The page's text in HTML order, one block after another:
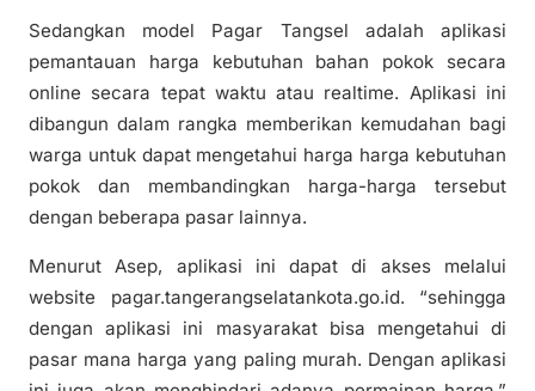
Sedangkan model Pagar Tangsel adalah aplikasi
pemantauan harga kebutuhan bahan pokok secara
online secara tepat waktu atau realtime. Aplikasi ini
dibangun dalam rangka memberikan kemudahan bagi
warga untuk dapat mengetahui harga harga kebutuhan
pokok dan membandingkan harga-harga tersebut
dengan beberapa pasar lainnya.
Menurut Asep, aplikasi ini dapat di akses melalui
website pagar.tangerangselatankota.go.id. “sehingga
dengan aplikasi ini masyarakat bisa mengetahui di
pasar mana harga yang paling murah. Dengan aplikasi